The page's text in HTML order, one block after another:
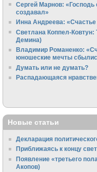
Сергей Марнов:
создавал»
Инна Андреева: «Счастье
Светлана Коппел-Ковтун:
Демина)
Владимир Романенко:
юношеские мечты
Думать или не думать?
Распадающаяся
Новые статьи
Декларация
Приближаясь к концу
Появление «третьего
Акопов)